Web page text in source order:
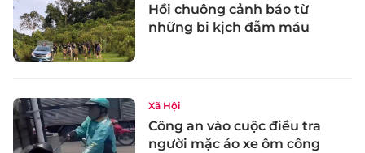
Hồi chuông cảnh báo từ
những bi kịch đẫm máu
Xã Hội
Công an vào cuộc điều tra
người mặc áo xe ôm công